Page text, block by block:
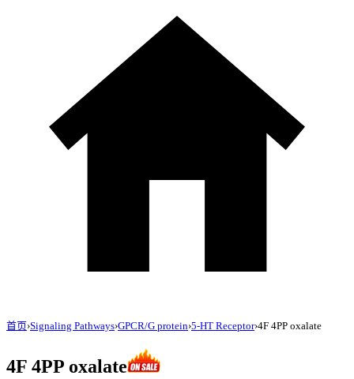
首页›Signaling Pathways›GPCR/G protein›5-HT Receptor›4F 4PP oxalate
4F 4PP oxalate